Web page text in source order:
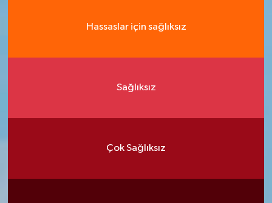
Hassaslar için sağlıksız
Sağlıksız
Çok Sağlıksız